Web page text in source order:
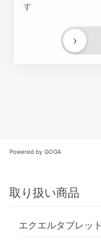
す
›
Powered by GOGA
取り扱い商品
エクエルタブレット